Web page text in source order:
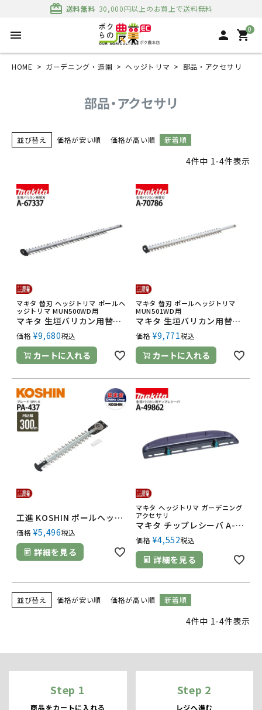
card_giftcard 送料無料 30,000円以上のお買上で送料無料
menu person 0
shopping_cart
HOME ガーデニング・造園 ヘッジトリマ 部品・アクセサリ
部品・アクセサリ
並び替え 価格が安い順 価格が高い順 新着順
4件中 1-4件表示
マキタ 替刃 ヘッジトリマ ポールヘ
ッジトリマ MUN500WD用
マキタ 生垣バリカン用替刃 500mm A-67337 ヘッジトリマ MUN500WD用 シャーブレード 偏角拝み刃 特殊コーティング刃仕様 makita
価格 ¥9,680税込
カートに入れる
マキタ 替刃 ポールヘッジトリマ
MUN501WD用
マキタ 生垣バリカン用替刃 500mm A-70786 ヘッジトリマ MUN501WD用 シャーブレード 三面研磨刃 特殊コーティング刃仕様 makita
価格 ¥9,771税込
カートに入れる
工進 KOSHIN ポールヘッジトリマ取替ブレード PA-437
価格 ¥5,496税込
詳細を見る
マキタ ヘッジトリマ ガーデニング
アクセサリ
マキタ チップレシーバ A-49862
価格 ¥4,552税込
詳細を見る
並び替え 価格が安い順 価格が高い順 新着順
4件中 1-4件表示
Step 1
商品をカートに入れる
Step 2
レジへ進む